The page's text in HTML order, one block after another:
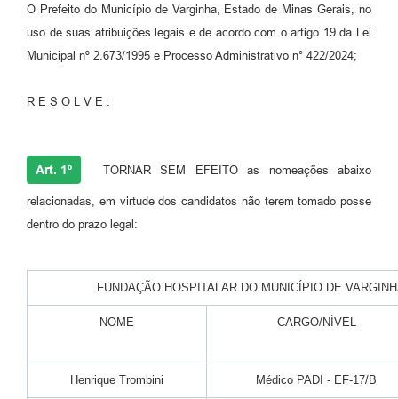
O Prefeito do Município de Varginha, Estado de Minas Gerais, no
uso de suas atribuições legais e de acordo com o artigo 19 da Lei
Municipal nº 2.673/1995 e Processo Administrativo n° 422/2024;
R E S O L V E :
Art. 1º TORNAR SEM EFEITO as nomeações abaixo
relacionadas, em virtude dos candidatos não terem tomado posse
dentro do prazo legal:
FUNDAÇÃO HOSPITALAR DO MUNICÍPIO DE
NOME CARGO/NÍVEL
Henrique Trombini Médico PADI - EF-17/B